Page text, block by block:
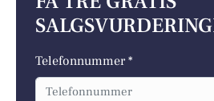
Telefonnummer *